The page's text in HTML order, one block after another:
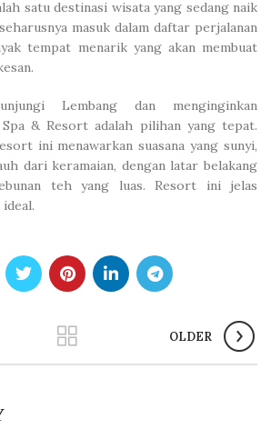
satu destinasi wisata yang sedang naik
masuk dalam daftar perjalanan
tempat menarik yang akan membuat
Lembang dan menginginkan
Spa & Resort adalah pilihan yang tepat.
ini menawarkan suasana yang sunyi,
dari keramaian, dengan latar belakang
teh yang luas. Resort ini jelas
OLDER